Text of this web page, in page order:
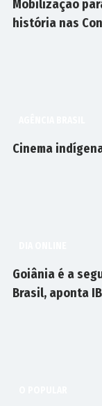
Mobilização
história nas
Cinema
Goiânia é a
Brasil, aponta